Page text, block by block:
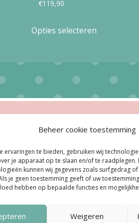
Beheer cookie toestemming
ervaringen te bieden, gebruiken wij
je apparaat op te slaan en/of te
kunnen wij gegevens zoals surfgedrag
je geen toestemming geeft of uw
hebben op bepaalde functies en
Weigeren
€119,90
Opties selecteren
variaties.
Deze
optie
kan
gekozen
worden
op
Do:11.00 - 18.00 uur
11:00 uur - 18:00 uur
10:00 uur - 17:00 uur